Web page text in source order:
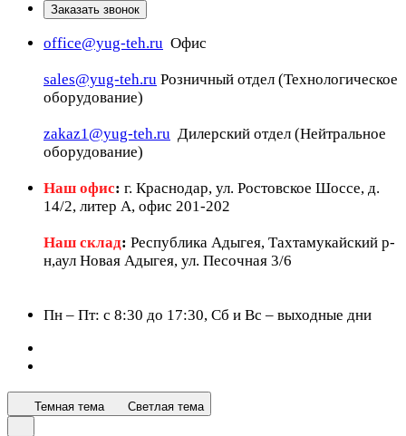
Заказать звонок
office@yug-teh.ru Офис
sales@yug-teh.ru Розничный отдел (Технологическое
оборудование)
zakaz1@yug-teh.ru Дилерский отдел (Нейтральное
оборудование)
Наш офис: г. Краснодар, ул. Ростовское Шоссе, д.
14/2, литер А, офис 201-202
Наш склад: Республика Адыгея, Тахтамукайский р-
н,аул Новая Адыгея, ул. Песочная 3/6
Пн – Пт: c 8:30 до 17:30, Сб и Вс – выходные дни
Темная тема Светлая тема